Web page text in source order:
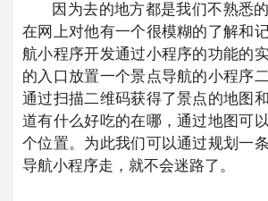
因为去的地方都是我们不熟悉
在网上对他有一个很模糊的了解和
航小程序开发通过小程序的功能的
的入口放置一个景点导航的小程序
通过扫描二维码获得了景点的地图
道有什么好吃的在哪，通过地图可
个位置。为此我们可以通过规划一
导航小程序走，就不会迷路了。